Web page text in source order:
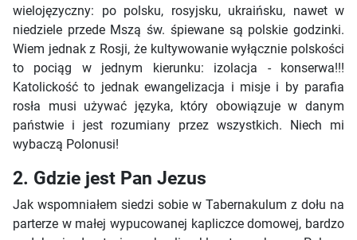
wielojęzyczny: po polsku, rosyjsku, ukraińsku, nawet w
niedziele przede Mszą św. śpiewane są polskie godzinki.
Wiem jednak z Rosji, że kultywowanie wyłącznie polskości
to pociąg w jednym kierunku: izolacja - konserwa!!!
Katolickość to jednak ewangelizacja i misje i by parafia
rosła musi używać języka, który obowiązuje w danym
państwie i jest rozumiany przez wszystkich. Niech mi
wybaczą Polonusi!
2. Gdzie jest Pan Jezus
Jak wspomniałem siedzi sobie w Tabernakulum z dołu na
parterze w małej wypucowanej kapliczce domowej, bardzo